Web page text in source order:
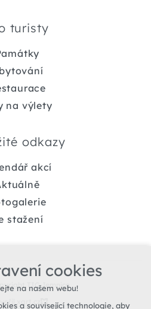
turisty
na výlety
odkazy
akcí
stažení
TIC Jemnice
xart.cz
cookies
na našem webu!
a související technologie, aby